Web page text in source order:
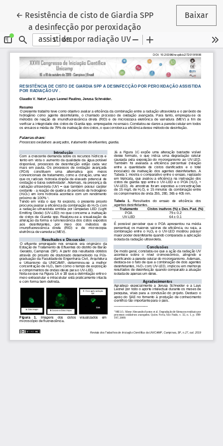
← Voltar aos Detalhes do Artigo
Resistência de cisto de Giardia SPP
a desinfecção por peroxidação
assistida por radiação UV
Baixar